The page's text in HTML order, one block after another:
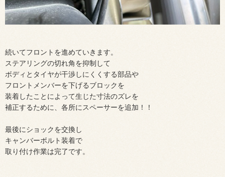
続いてフロントを進めていきます。
ステアリングの切れ角を抑制して
ボディとタイヤが干渉しにくくする部品や
フロントメンバーを下げるブロックを
装着したことによって生じた寸法のズレを
補正するために、各所にスペーサーを追加！！
最後にショックを交換し
キャンバーボルト装着で
取り付け作業は完了です。